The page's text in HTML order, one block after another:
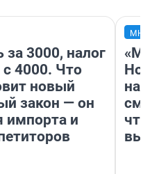
3000, налог
4000. Что
новый
закон — он
импорта и
«Мы